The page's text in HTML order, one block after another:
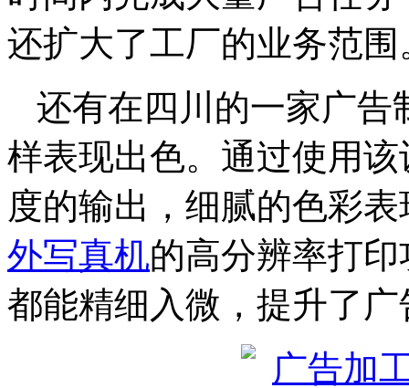
还扩大了工厂的业务范围
还有在四川的一家广告
样表现出色。通过使用
度的输出，细腻的色彩
外写真机的高分辨率打
都能精细入微，提升了